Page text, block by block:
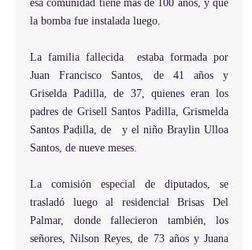
esa comunidad tiene más de 100 años, y que
la bomba fue instalada luego.
La familia fallecida  estaba formada por
Juan Francisco Santos, de 41 años y
Griselda Padilla, de 37, quienes eran los
padres de Grisell Santos Padilla, Grismelda
Santos Padilla, de   y el niño Braylin Ulloa
Santos, de nueve meses.
La comisión especial de diputados, se
trasladó luego al residencial Brisas Del
Palmar, donde fallecieron también, los
señores, Nilson Reyes, de 73 años y Juana